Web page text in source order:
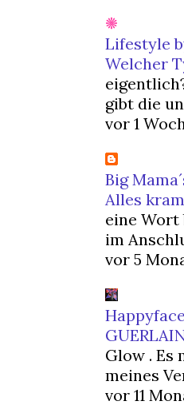
Lifestyle
Welcher
gibt die
vor 1
Big
Alles
eine Wort
im
vor 5
Glow . Es
meines
vor 11